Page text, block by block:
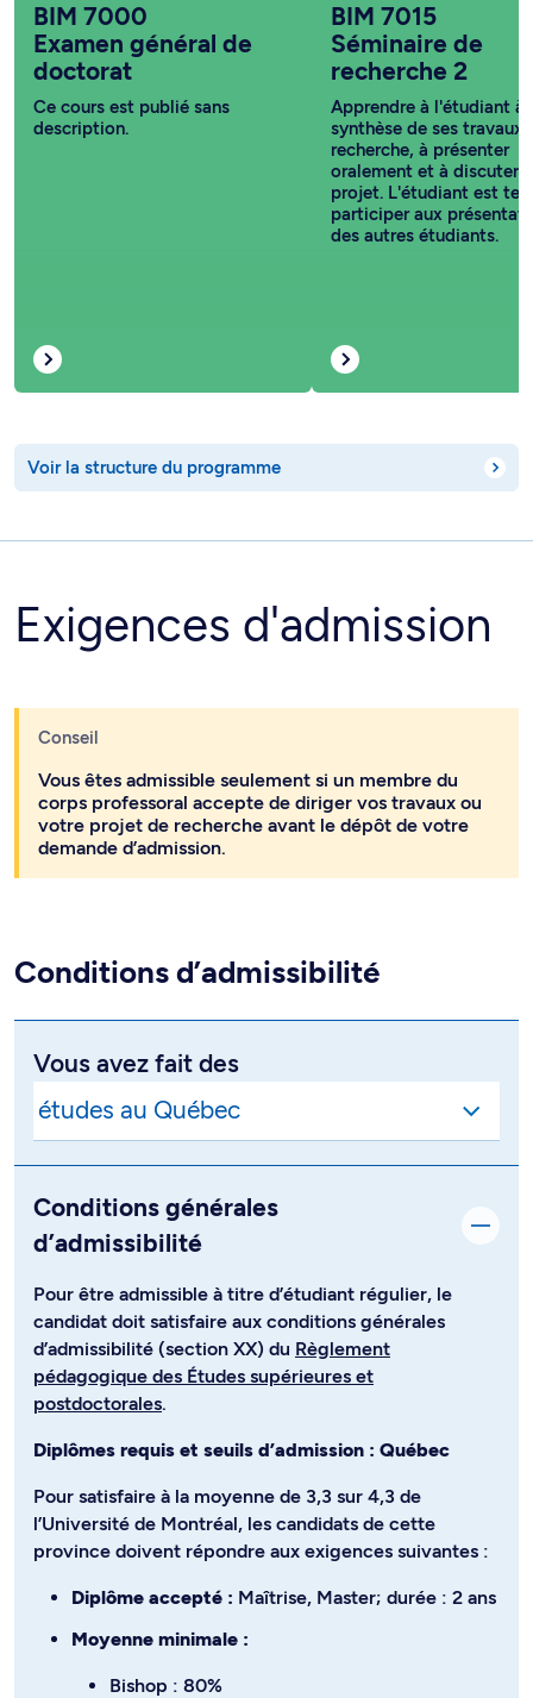
BIM 7000
Examen général de
doctorat
Ce cours est publié sans
description.
BIM 7015
Séminaire de
recherche 2
Apprendre à l'étudiant à
synthèse de ses travaux
recherche, à présenter
oralement et à discuter
projet. L'étudiant est
participer aux
des autres étudiants.
Voir la structure du programme
Exigences d'admission
Conseil
Vous êtes admissible seulement si un membre du
corps professoral accepte de diriger vos travaux ou
votre projet de recherche avant le dépôt de votre
demande d’admission.
Conditions d’admissibilité
Vous avez fait des
Conditions générales
d’admissibilité
Pour être admissible à titre d’étudiant régulier, le
candidat doit satisfaire aux conditions générales
d’admissibilité (section XX) du Règlement
pédagogique des Études supérieures et
postdoctorales.
Diplômes requis et seuils d’admission : Québec
Pour satisfaire à la moyenne de 3,3 sur 4,3 de
l’Université de Montréal, les candidats de cette
province doivent répondre aux exigences suivantes :
Diplôme accepté : Maîtrise, Master; durée : 2 ans
Moyenne minimale :
Bishop : 80%